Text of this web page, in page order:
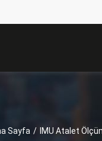
Sayfa / IMU Atalet